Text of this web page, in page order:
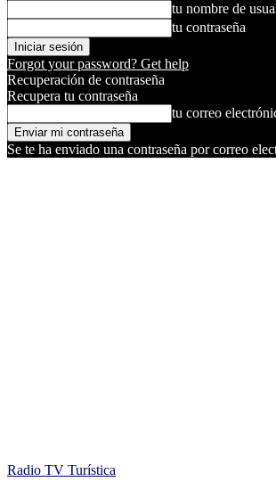
tu nombre de
tu contraseña
Forgot your password? Get help
Recuperación de contraseña
Recupera tu contraseña
tu correo
Se te ha enviado una contraseña por correo
Radio TV Turística